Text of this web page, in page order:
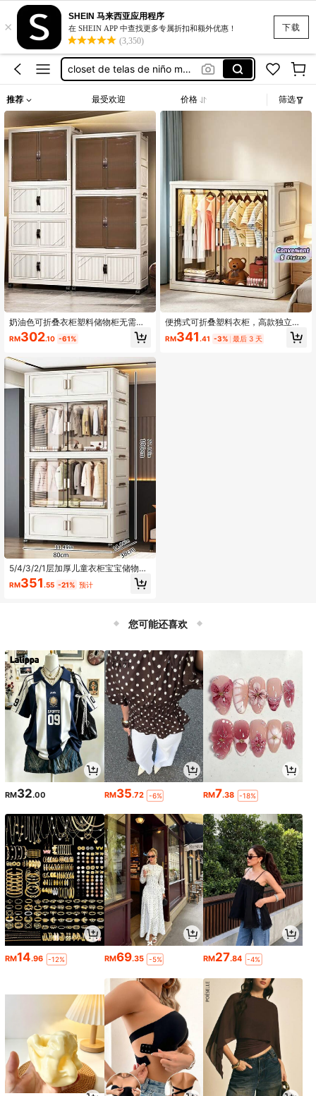
下载
×
SHEIN 马来西亚应用程序
在 SHEIN APP 中查找更多专属折扣和额外优惠！
(3,350)
guarda ropa para niño
luggage set
closet de telas de niño macho
closet chicos
guarda ropa para niño
luggage set
推荐 最受欢迎 价格 筛选
奶油色可折叠衣柜塑料储物柜无需组
装新品上市
RM302.10 -61%
5/4/3/2/1层加厚儿童衣柜宝宝储物柜
塑料衣柜宝宝储物柜衣物卧室储物简
易衣柜
RM351.55 -21% 预计
便携式可折叠塑料衣柜，高款独立式
衣橱收纳柜，带透明防尘门，带挂衣
区和抽屉的滚轮储物柜，大容量可堆
RM341.41 -3% 最后 3 天
您可能还喜欢
RM32.00 RM35.72 -6% RM7.38 -18%
RM14.96 -12% RM69.35 -5% RM27.84 -4%